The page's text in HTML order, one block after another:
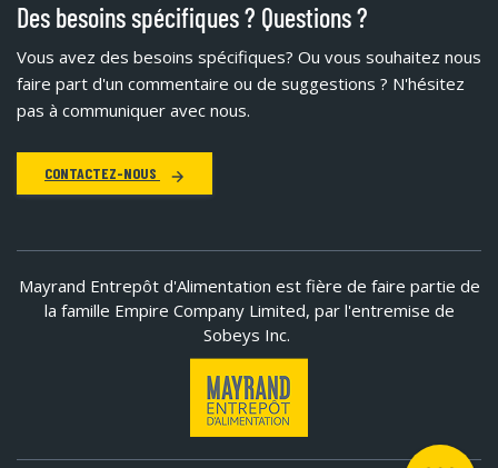
Des besoins spécifiques ? Questions ?
Vous avez des besoins spécifiques? Ou vous souhaitez nous
faire part d'un commentaire ou de suggestions ? N'hésitez
pas à communiquer avec nous.
CONTACTEZ-NOUS
Mayrand Entrepôt d'Alimentation est fière de faire partie de
la famille Empire Company Limited, par l'entremise de
Sobeys Inc.